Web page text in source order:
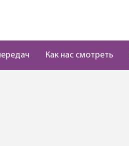
Как нас смотреть